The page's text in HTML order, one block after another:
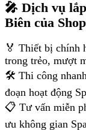
🎤 Dịch vụ
Biên của
🏅 Thiết bị chính
trong trẻo, mượt
🛠 Thi công
đoạn hoạt động
📋 Tư vấn miễn
ưu không gian Spa